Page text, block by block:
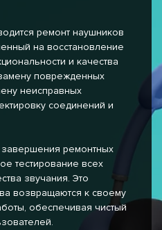
ремонт наушников
на восстановление
и качества
поврежденных
неисправных
соединений и
ремонтных
тестирование всех
звучания. Это
возвращаются к своему
обеспечивая чистый